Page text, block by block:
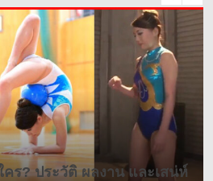
ร? ประวัติ ผลงาน และเสน่ห์
วก็มาดิคร้าบ ไอดอลไทย
ดวาร์ปสาวสวย น้องแอลตูน อภัสนันท์ ก็
คร้าบ สาวไทอินคนงาม
อลไทย